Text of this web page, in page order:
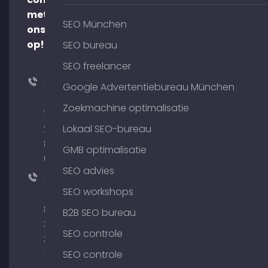
met
ons
op!
+49
176
204
801
64
+49
89
380
375
SEO München
SEO bureau
SEO freelancer
Google Advertentiebureau München
Zoekmachine optimalisatie
Lokaal SEO-bureau
GMB optimalisatie
SEO advies
SEO workshops
B2B SEO bureau
SEO controle
SEO controle